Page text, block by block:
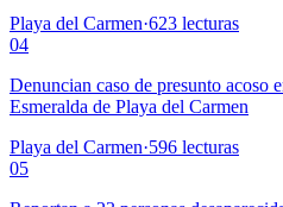
Playa del Carmen·623 lecturas
04
Denuncian caso de presunto acoso
Esmeralda de Playa del Carmen
Playa del Carmen·596 lecturas
05